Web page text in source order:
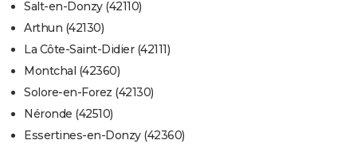
Salt-en-Donzy (42110)
Arthun (42130)
La Côte-Saint-Didier (42111)
Montchal (42360)
Solore-en-Forez (42130)
Néronde (42510)
Essertines-en-Donzy (42360)